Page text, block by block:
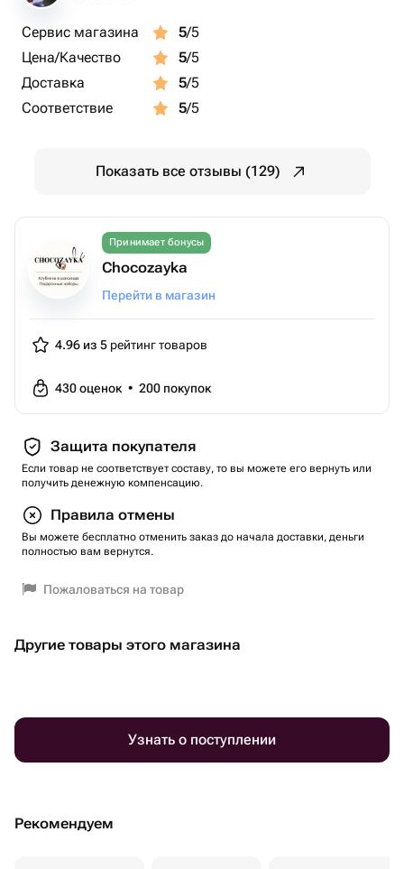
Сервис магазина 5/5
Цена/Качество
5/5
Доставка
5/5
Соответствие
5/5
Показать все отзывы (129)
Принимает бонусы
Chocozayka
Перейти в магазин
4.96 из 5 рейтинг товаров
430оценок • 200 покупок
Защита покупателя
Если товар не соответствует составу, то вы можете его вернуть или
получить денежную компенсацию.
Правила отмены
Вы можете бесплатно отменить заказ до начала доставки, деньги
полностью вам вернутся.
Пожаловаться на товар
Другие товары этого магазина
Узнать о поступлении
Рекомендуем